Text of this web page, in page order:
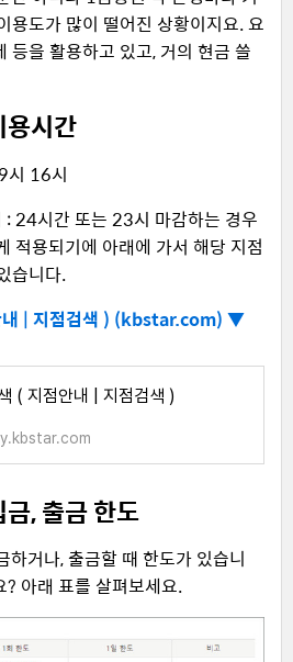
용도가 많이 떨어진 상황이지요. 요
등을 활용하고 있고, 거의 현금 쓸
시간
시 16시
24시간 또는 23시 마감하는 경우
적용되기에 아래에 가서 해당 지점
습니다.
내 | 지점검색 ) (kbstar.com) ▼
( 지점안내 | 지점검색 )
, 출금 한도
거나, 출금할 때 한도가 있습니
아래 표를 살펴보세요.